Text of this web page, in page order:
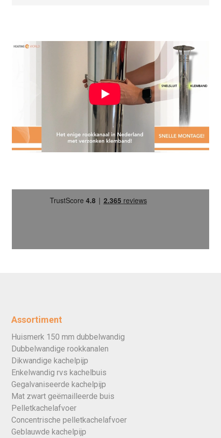
Assortiment
Huismerk 150 mm dubbelwandig
Dubbelwandige rookkanalen
Dikwandige kachelpijp
Enkelwandig rvs kachelbuis
Gegalvaniseerde kachelpijp
Mat zwart geëmailleerde buis
Pelletkachelafvoer
Concentrische pelletkachelafvoer
Geblauwde kachelpijp